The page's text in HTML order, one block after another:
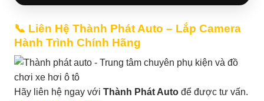
📞 Liên Hệ Thành Phát Auto – Lắp Camera
Hành Trình Chính Hãng
Hãy liên hệ ngay với Thành Phát Auto để được tư vấn.